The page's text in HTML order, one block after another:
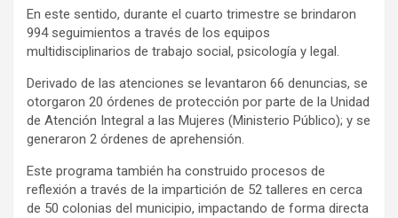
En este sentido, durante el cuarto trimestre se brindaron
994 seguimientos a través de los equipos
multidisciplinarios de trabajo social, psicología y legal.
Derivado de las atenciones se levantaron 66 denuncias, se
otorgaron 20 órdenes de protección por parte de la Unidad
de Atención Integral a las Mujeres (Ministerio Público); y se
generaron 2 órdenes de aprehensión.
Este programa también ha construido procesos de
reflexión a través de la impartición de 52 talleres en cerca
de 50 colonias del municipio, impactando de forma directa